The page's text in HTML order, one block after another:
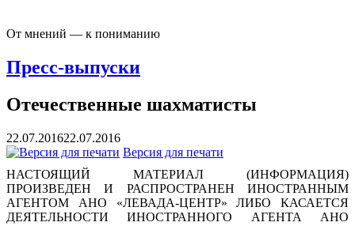
От мнений — к пониманию
Пресс-выпуски
Отечественные шахматисты
22.07.201622.07.2016
Версия для печати
НАСТОЯЩИЙ МАТЕРИАЛ (ИНФОРМАЦИЯ)
ПРОИЗВЕДЕН И РАСПРОСТРАНЕН ИНОСТРАННЫМ
АГЕНТОМ АНО «ЛЕВАДА-ЦЕНТР» ЛИБО КАСАЕТСЯ
ДЕЯТЕЛЬНОСТИ ИНОСТРАННОГО АГЕНТА АНО